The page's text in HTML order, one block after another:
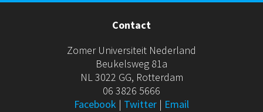
Contact
Zomer Universiteit Nederland
Beukelsweg 81a
NL 3022 GG, Rotterdam
06 3826 5666
Facebook | Twitter | Email